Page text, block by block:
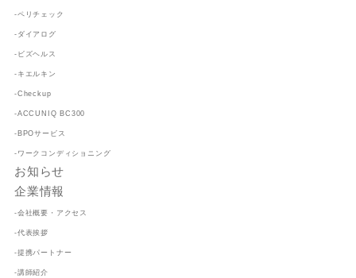
-ペリチェック
-ダイアログ
-ビズヘルス
-キエルキン
-Checkup
-ACCUNIQ BC300
-BPOサービス
-ワークコンディショニング
お知らせ
企業情報
-会社概要・アクセス
-代表挨拶
-提携パートナー
-講師紹介